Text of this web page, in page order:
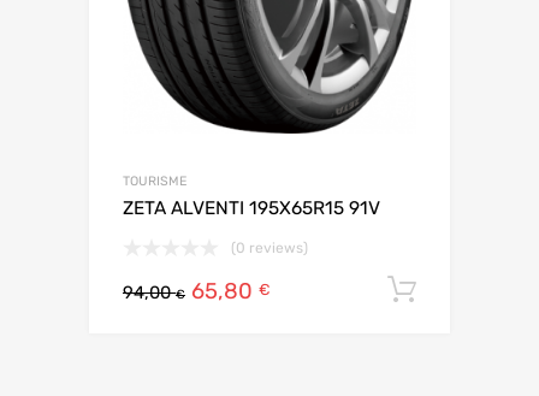
TOURISME
ZETA ALVENTI 195X65R15 91V
(0 reviews)
94,00€ 65,80 €